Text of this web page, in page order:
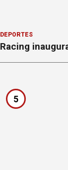
DEPORTES
Racing
5